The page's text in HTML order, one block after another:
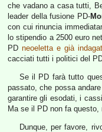
che vadano a casa tutti,
leader della fusione PD-
con cui rinuncia
lo stipendio a 2500 euro
PD neoeletta e già
cacciati tutti i politici del
Se il PD farà tutto
passato, che possa
garantire gli esodati, i
Ma se il PD non fa
Dunque, per favore,